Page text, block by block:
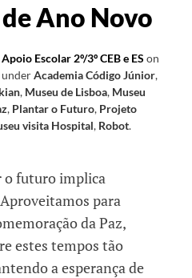
Ano Novo
Escolar 2º/3º CEB e ES on
Academia Código Júnior,
, Museu de Lisboa, Museu
, Plantar o Futuro, Projeto
visita Hospital, Robot.
o futuro implica
para
da Paz,
estes tempos tão
a esperança de